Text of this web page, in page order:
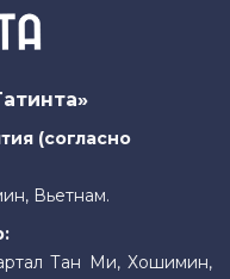
(согласно
Вьетнам.
Тан Ми, Хошимин,